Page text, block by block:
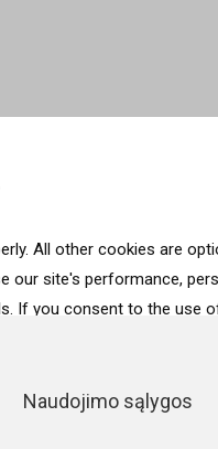
All other cookies are
our site's performance,
If you consent to the use
Naudojimo sąlygos